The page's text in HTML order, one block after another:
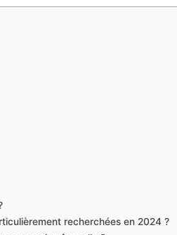
recherchées en 2024 ?